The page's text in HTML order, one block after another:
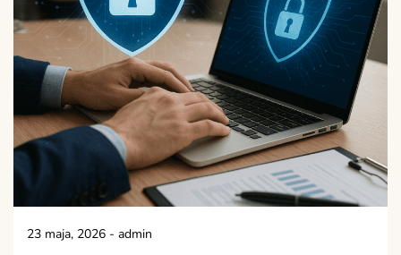
23 maja, 2026 - admin